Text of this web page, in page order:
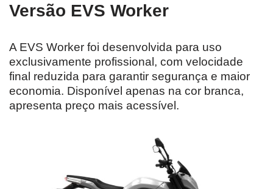
Versão EVS Worker
A EVS Worker foi desenvolvida para uso
exclusivamente profissional, com velocidade
final reduzida para garantir segurança e maior
economia. Disponível apenas na cor branca,
apresenta preço mais acessível.